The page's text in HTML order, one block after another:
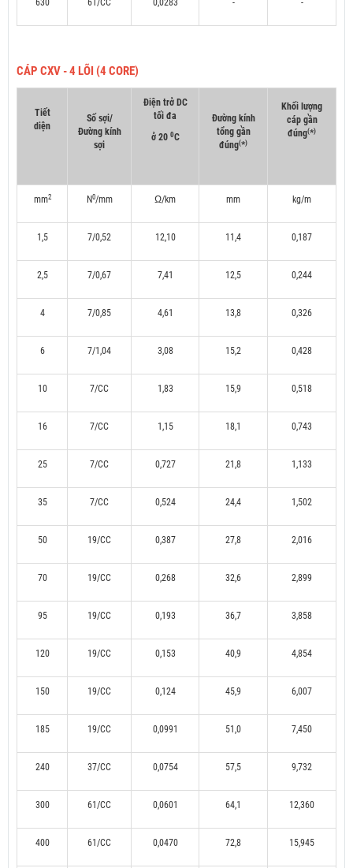
630 61/CC 0,0283 - -
CÁP CXV - 4 LÕI (4 CORE)
Tiết
diện
Số sợi/
Đường kính
sợi
Điện trở DC
tối đa
ở 20 0C
Đường kính
tổng gần
đúng(*)
Khối lượng
cáp gần
đúng(*)
mm2 N0/mm Ω/km mm kg/m
1,5 7/0,52 12,10 11,4 0,187
2,5 7/0,67 7,41 12,5 0,244
4 7/0,85 4,61 13,8 0,326
6 7/1,04 3,08 15,2 0,428
10 7/CC 1,83 15,9 0,518
16 7/CC 1,15 18,1 0,743
25 7/CC 0,727 21,8 1,133
35 7/CC 0,524 24,4 1,502
50 19/CC 0,387 27,8 2,016
70 19/CC 0,268 32,6 2,899
95 19/CC 0,193 36,7 3,858
120 19/CC 0,153 40,9 4,854
150 19/CC 0,124 45,9 6,007
185 19/CC 0,0991 51,0 7,450
240 37/CC 0,0754 57,5 9,732
300 61/CC 0,0601 64,1 12,360
400 61/CC 0,0470 72,8 15,945